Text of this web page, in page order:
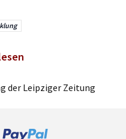
der Leipziger Zeitung